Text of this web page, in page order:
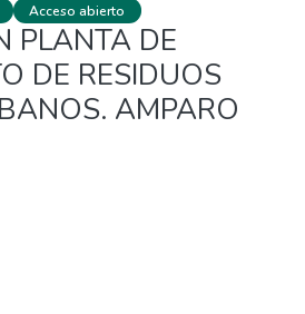
Acceso abierto
PLANTA DE
DE RESIDUOS
AMPARO